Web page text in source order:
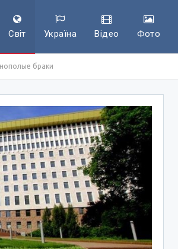
Світ Україна Відео Фото
браки